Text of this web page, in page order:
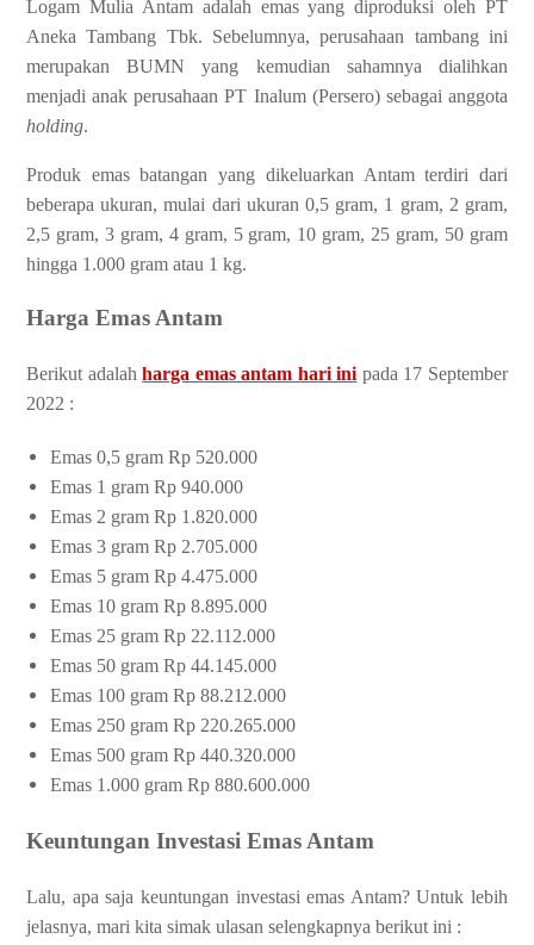
Logam Mulia Antam adalah emas yang diproduksi oleh PT
Aneka Tambang Tbk. Sebelumnya, perusahaan tambang ini
merupakan BUMN yang kemudian sahamnya dialihkan
menjadi anak perusahaan PT Inalum (Persero) sebagai anggota
holding.
Produk emas batangan yang dikeluarkan Antam terdiri dari
beberapa ukuran, mulai dari ukuran 0,5 gram, 1 gram, 2 gram,
2,5 gram, 3 gram, 4 gram, 5 gram, 10 gram, 25 gram, 50 gram
hingga 1.000 gram atau 1 kg.
Harga Emas Antam
Berikut adalahharga emas antam hari ini pada 17 September
2022 :
Emas 0,5 gram Rp 520.000
Emas 1 gram Rp 940.000
Emas 2 gram Rp 1.820.000
Emas 3 gram Rp 2.705.000
Emas 5 gram Rp 4.475.000
Emas 10 gram Rp 8.895.000
Emas 25 gram Rp 22.112.000
Emas 50 gram Rp 44.145.000
Emas 100 gram Rp 88.212.000
Emas 250 gram Rp 220.265.000
Emas 500 gram Rp 440.320.000
Emas 1.000 gram Rp 880.600.000
Keuntungan Investasi Emas Antam
Lalu, apa saja keuntungan investasi emas Antam? Untuk lebih
jelasnya, mari kita simak ulasan selengkapnya berikut ini :